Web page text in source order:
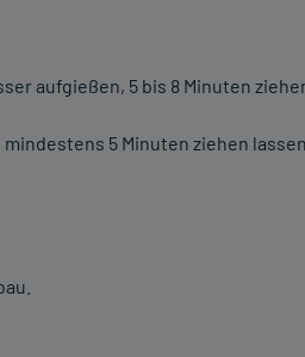
aufgießen, 5 bis 8 Minuten
5 Minuten ziehen